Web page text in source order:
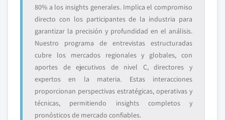
80% a los insights generales. Implica el compromiso
directo con los participantes de la industria para
garantizar la precisión y profundidad en el análisis.
Nuestro programa de entrevistas estructuradas
cubre los mercados regionales y globales, con
aportes de ejecutivos de nivel C, directores y
expertos en la materia. Estas interacciones
proporcionan perspectivas estratégicas, operativas y
técnicas, permitiendo insights completos y
pronósticos de mercado confiables.